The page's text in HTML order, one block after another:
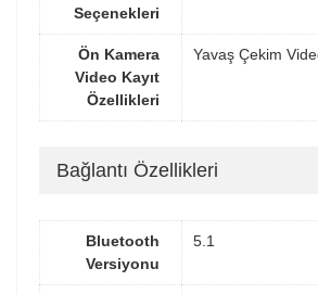
Seçenekleri
Ön Kamera
Video Kayıt
Özellikleri
Yavaş Çekim
Bağlantı Özellikleri
Bluetooth
Versiyonu
5.1